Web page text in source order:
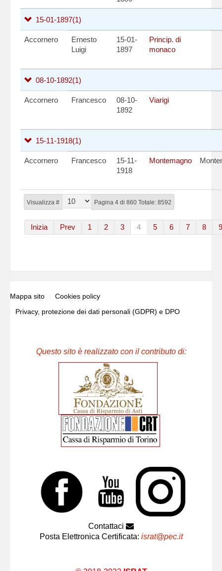
Visualizza # Pagina 4 di 860 Totale: 8592
Inizia Prev 1 2 3 4 5 6 7 8 9
15-01-1897(1)
Accornero
Ernesto
Luigi
15-01-
1897
Princip. di
monaco
08-10-1892(1)
Accornero Francesco
08-10-
1892
Viarigi
15-11-1918(1)
Accornero Francesco
15-11-
1918
Montemagno
Mappa sito
Cookies policy
Privacy, protezione dei dati personali (GDPR) e DPO
Questo sito è realizzato con il contributo di:
Contattaci
Posta Elettronica Certificata: israt@pec.it